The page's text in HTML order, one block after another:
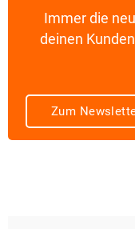
Immer die
deinen
Zum